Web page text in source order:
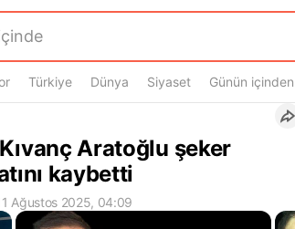
Türkiye Dünya Siyaset Günün içinden
Aratoğlu şeker
kaybetti
Ağustos 2025, 04:09